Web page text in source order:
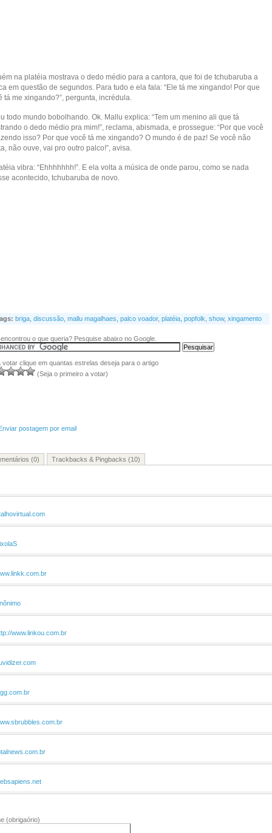
na platéia mostrava o dedo médio para a cantora, que foi de tchubaruba a
em questão de segundos. Para tudo e ela fala: “Ele tá me xingando! Por que
tá me xingando?”, pergunta, incrédula.
todo mundo bobolhando. Ok. Mallu explica: “Tem um menino ali que tá
o dedo médio pra mim!”, reclama, abismada, e prossegue: “Por que você
isso? Por que você tá me xingando? O mundo é de paz! Se você não
não ouve, vai pro outro palco!”, avisa.
vibra: “Ehhhhhhh!”. E ela volta a música de onde parou, como se nada
acontecido, tchubaruba de novo.
briga discussão mallu magalhaes palco voador, platéia popfolk show, xingamento
o que queria? Pesquise abaixo no Google.
votar clique em quantas estrelas deseja para o artigo
(Seja o primeiro a votar)
postagem por email
(0) Trackbacks & Pingbacks (10)
www.linkou.com.br
(obrigaório)